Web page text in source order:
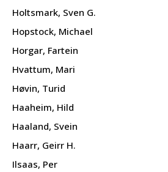
Holtsmark, Sven G.
Hopstock, Michael
Horgar, Fartein
Hvattum, Mari
Høvin, Turid
Haaheim, Hild
Haaland, Svein
Haarr, Geirr H.
Ilsaas, Per